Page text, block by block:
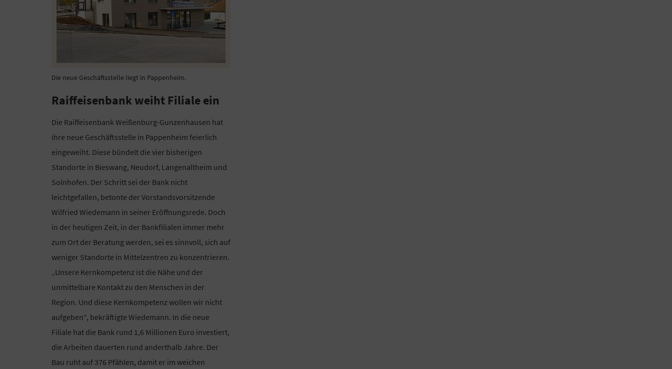
Die neue Geschäftsstelle liegt in Pappenheim.
Raiffeisenbank weiht Filiale ein
Die Raiffeisenbank Weißenburg-Gunzenhausen hat
ihre neue Geschäftsstelle in Pappenheim feierlich
eingeweiht. Diese bündelt die vier bisherigen
Standorte in Bieswang, Neudorf, Langenaltheim und
Solnhofen. Der Schritt sei der Bank nicht
leichtgefallen, betonte der Vorstandsvorsitzende
Wilfried Wiedemann in seiner Eröffnungsrede. Doch
in der heutigen Zeit, in der Bankfilialen immer mehr
zum Ort der Beratung werden, sei es sinnvoll, sich auf
weniger Standorte in Mittelzentren zu konzentrieren.
„Unsere Kernkompetenz ist die Nähe und der
unmittelbare Kontakt zu den Menschen in der
Region. Und diese Kernkompetenz wollen wir nicht
aufgeben“, bekräftigte Wiedemann. In die neue
Filiale hat die Bank rund 1,6 Millionen Euro investiert,
die Arbeiten dauerten rund anderthalb Jahre. Der
Bau ruht auf 376 Pfählen, damit er im weichen